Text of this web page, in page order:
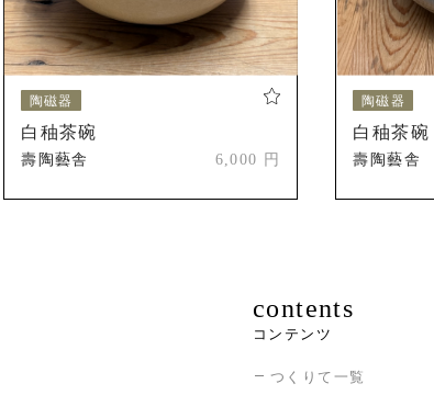
陶磁器
白秞茶碗
壽陶藝舎 6,000 円
陶磁器
白秞茶碗
壽陶藝舎
contents
コンテンツ
つくりて一覧